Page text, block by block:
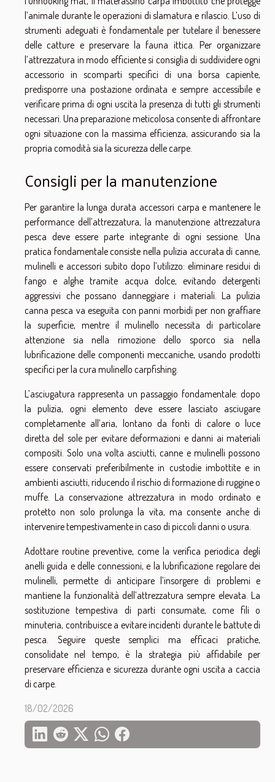
l’animale durante le operazioni di slamatura e rilascio. L’uso di
strumenti adeguati è fondamentale per tutelare il benessere
delle catture e preservare la fauna ittica. Per organizzare
l’attrezzatura in modo efficiente si consiglia di suddividere ogni
accessorio in scomparti specifici di una borsa capiente,
predisporre una postazione ordinata e sempre accessibile e
verificare prima di ogni uscita la presenza di tutti gli strumenti
necessari. Una preparazione meticolosa consente di affrontare
ogni situazione con la massima efficienza, assicurando sia la
propria comodità sia la sicurezza delle carpe.
Consigli per la manutenzione
Per garantire la lunga durata accessori carpa e mantenere le
performance dell’attrezzatura, la manutenzione attrezzatura
pesca deve essere parte integrante di ogni sessione. Una
pratica fondamentale consiste nella pulizia accurata di canne,
mulinelli e accessori subito dopo l’utilizzo: eliminare residui di
fango e alghe tramite acqua dolce, evitando detergenti
aggressivi che possano danneggiare i materiali. La pulizia
canna pesca va eseguita con panni morbidi per non graffiare
la superficie, mentre il mulinello necessita di particolare
attenzione sia nella rimozione dello sporco sia nella
lubrificazione delle componenti meccaniche, usando prodotti
specifici per la cura mulinello carpfishing.
L’asciugatura rappresenta un passaggio fondamentale: dopo
la pulizia, ogni elemento deve essere lasciato asciugare
completamente all’aria, lontano da fonti di calore o luce
diretta del sole per evitare deformazioni e danni ai materiali
compositi. Solo una volta asciutti, canne e mulinelli possono
essere conservati preferibilmente in custodie imbottite e in
ambienti asciutti, riducendo il rischio di formazione di ruggine o
muffe. La conservazione attrezzatura in modo ordinato e
protetto non solo prolunga la vita, ma consente anche di
intervenire tempestivamente in caso di piccoli danni o usura.
Adottare routine preventive, come la verifica periodica degli
anelli guida e delle connessioni, e la lubrificazione regolare dei
mulinelli, permette di anticipare l’insorgere di problemi e
mantiene la funzionalità dell’attrezzatura sempre elevata. La
sostituzione tempestiva di parti consumate, come fili o
minuteria, contribuisce a evitare incidenti durante le battute di
pesca. Seguire queste semplici ma efficaci pratiche,
consolidate nel tempo, è la strategia più affidabile per
preservare efficienza e sicurezza durante ogni uscita a caccia
di carpe.
18/02/2026